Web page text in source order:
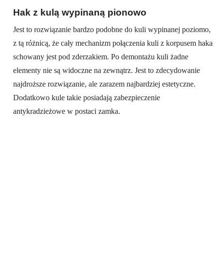
Hak z kulą wypinaną pionowo
Jest to rozwiązanie bardzo podobne do kuli wypinanej poziomo,
z tą różnicą, że cały mechanizm połączenia kuli z korpusem haka
schowany jest pod zderzakiem. Po demontażu kuli żadne
elementy nie są widoczne na zewnątrz. Jest to zdecydowanie
najdroższe rozwiązanie, ale zarazem najbardziej estetyczne.
Dodatkowo kule takie posiadają zabezpieczenie
antykradzieżowe w postaci zamka.